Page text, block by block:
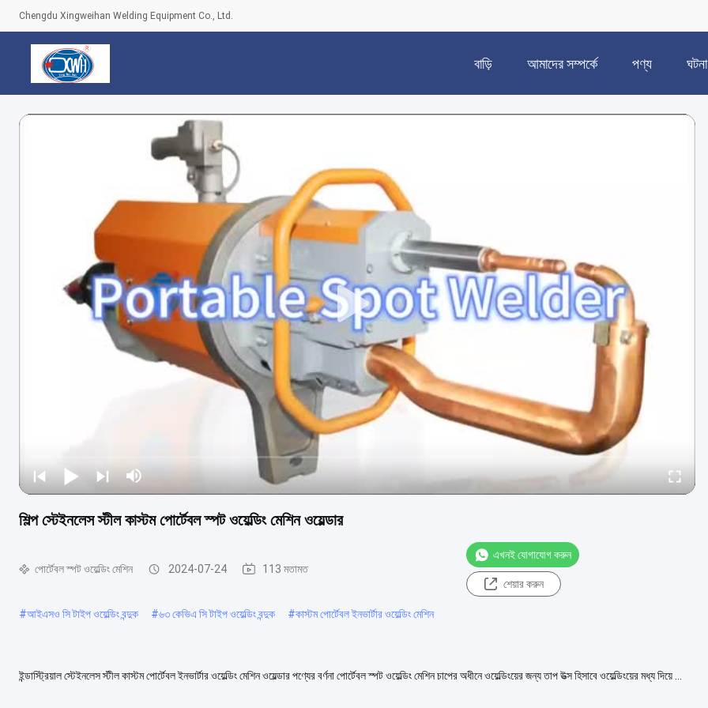
Chengdu Xingweihan Welding Equipment Co., Ltd.
বাড়ি আমাদের সম্পর্কে পণ্য ঘটনা
শিল্প স্টেইনলেস স্টীল কাস্টম পোর্টেবল স্পট ওয়েল্ডিং মেশিন ওয়েল্ডার
পোর্টেবল স্পট ওয়েল্ডিং মেশিন 2024-07-24 113 মতামত
এখনই যোগাযোগ করুন
শেয়ার করুন
#আইএসও সি টাইপ ওয়েল্ডিং বন্দুক #৬৩ কেভিএ সি টাইপ ওয়েল্ডিং বন্দুক #কাস্টম পোর্টেবল ইনভার্টার ওয়েল্ডিং মেশিন
ইন্ডাস্ট্রিয়াল স্টেইনলেস স্টীল কাস্টম পোর্টেবল ইনভার্টার ওয়েল্ডিং মেশিন ওয়েল্ডার পণ্যের বর্ণনা পোর্টেবল স্পট ওয়েল্ডিং মেশিন চাপের অধীনে ওয়েল্ডিংয়ের জন্য তাপ উত্স হিসাবে ওয়েল্ডিংয়ের মধ্য দিয়ে ...